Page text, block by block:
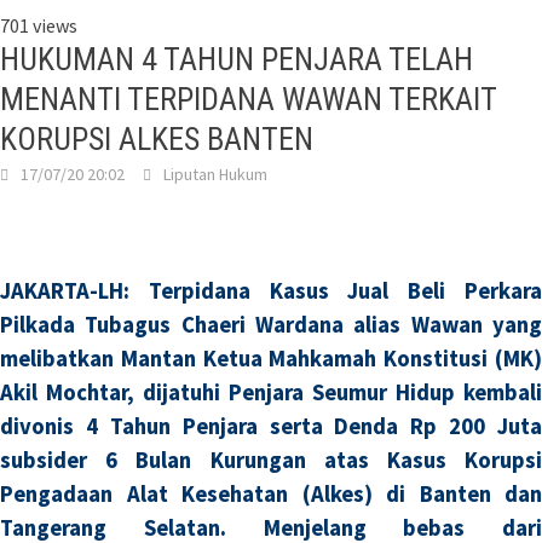
701 views
HUKUMAN 4 TAHUN PENJARA TELAH
MENANTI TERPIDANA WAWAN TERKAIT
KORUPSI ALKES BANTEN
17/07/20 20:02 Liputan Hukum
JAKARTA-LH: Terpidana Kasus Jual Beli Perkara
Pilkada Tubagus Chaeri Wardana alias Wawan yang
melibatkan Mantan Ketua Mahkamah Konstitusi (MK)
Akil Mochtar, dijatuhi Penjara Seumur Hidup kembali
divonis 4 Tahun Penjara serta Denda Rp 200 Juta
subsider 6 Bulan Kurungan atas Kasus Korupsi
Pengadaan Alat Kesehatan (Alkes) di Banten dan
Tangerang Selatan. Menjelang bebas dari